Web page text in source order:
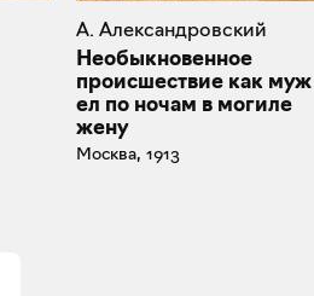
А. Александровский
Необыкновенное
происшествие как муж
ел по ночам в могиле
жену
Москва, 1913